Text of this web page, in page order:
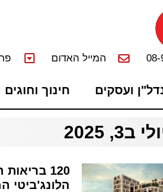
08- המייל האדום
ועסקים חינוך וחוגים
ב3, 2025
120
הלונג'ביטי